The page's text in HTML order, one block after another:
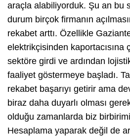
araçla alabiliyorduk. Şu an bu
durum birçok firmanın
rekabet arttı. Özellikle
elektrikçisinden kaportacısına
sektöre girdi ve ardından
faaliyet göstermeye başladı.
rekabet başarıyı getirir ama
biraz daha duyarlı olması
olduğu zamanlarda biz
Hesaplama yaparak değil de